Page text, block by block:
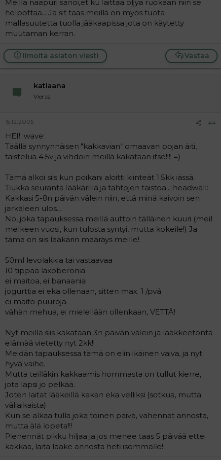
Meillä naapuri sanoi,et ku laittaa öljyä ruokaan niin se
helpottaa... Ja sit taas meillä on myös tuota
mallasuutetta tuolla jääkaapissa jota on käytetty
muutaman kerran.
Vastaa
Ilmoita asiaton viesti
katiaana
Vieras
15.12.2005 #4
HEI! :wave:
Täällä synnynnäisen "kakkavian" omaavan pojan äiti,
taistelua 4.5v ja vihdoin meillä kakataan itse!!!! =)
Tämä alkoi siis kun poikani aloitti kiinteät 1.5kk iässä.
Tiukka seuranta lääkärillä ja tahtojen taistoa.. :headwall:
Kakkasi 5-8n päivän välein niin, että minä kaivoin sen
järkäleen ulos...
No, joka tapauksessa meillä auttoin tälläinen kuuri (meil
melkeen vuosi, kun tulosta syntyi, mutta kokeile!) Ja
tämä on siis lääkärin määräys meille!
50ml levolakkia tai vastaavaa
10 tippaa laxoberonia
ei maitoa, ei banaania
jogurttia ei eka ollenaan, sitten max. 1 /pvä
ei maito puuroja.
vähän mehua, ei mielellään ollenkaan, VETTÄ!
Nyt meillä siis kakataan 3n päivän välein ja lääkkeetöntä
elämää vietetty nyt 2kk!!
Meidän tapauksessa tämä on elin ikäinen vaiva, ja nyt
hyvä vaihe.
Mutta teilläkin kakkaamis hommasta on tullut kierre,
jota lapsi jo pelkää.
Joten laitat lääkeillä kakan eka velliksi (sotkua, mutta
väliaikaista)
Kun se alkaa tulla joka toinen päivä, vähennät annosta,
mutta älä lopeta!!!
Pienennät pikku hiljaa ja jos menee taas 5 päivää ettei
kakkaa, laita lääke annosta heti isommalle!